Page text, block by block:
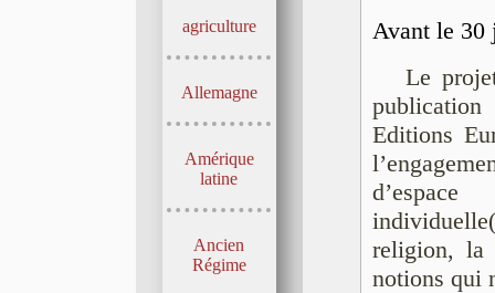
agriculture
Allemagne
Amérique
latine
Ancien
Régime
Avant le 30
Le
Editions
religion, la
notions qui